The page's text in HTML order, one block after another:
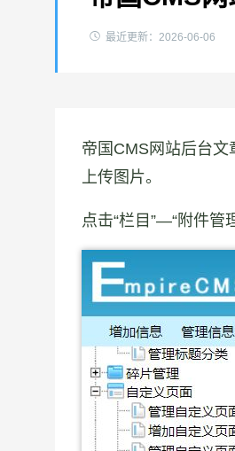
 最近更新： 2026-06-06
帝国CMS网站后台
上传图片。
点击“栏目”—“附件管理